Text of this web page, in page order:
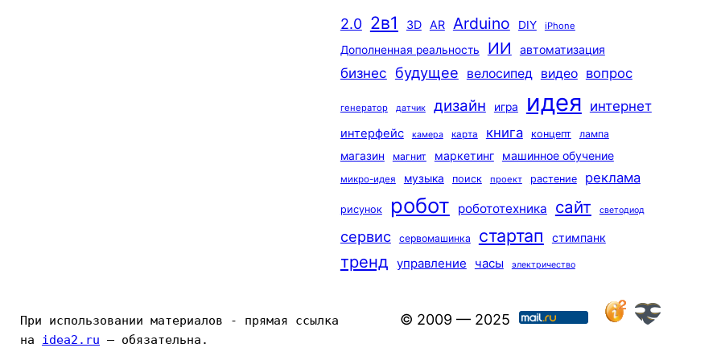
2.0 2в1 3D AR Arduino DIY iPhone
Дополненная реальность ИИ автоматизация
бизнес будущее велосипед видео вопрос
генератор датчик дизайн игра идея интернет
интерфейс камера карта книга концепт лампа
магазин магнит маркетинг машинное обучение
микро-идея музыка поиск проект растение реклама
рисунок робот робототехника сайт светодиод
сервис сервомашинка стартап стимпанк
тренд управление часы электричество
При использовании материалов - прямая ссылка
на idea2.ru — обязательна.
© 2009 — 2025